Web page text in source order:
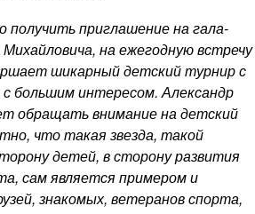
получить приглашение на гала-
на ежегодную встречу
шикарный детский турнир с
большим интересом. Александр
обращать внимание на детский
что такая звезда, такой
детей, в сторону развития
сам является примером и
знакомых, ветеранов спорта,